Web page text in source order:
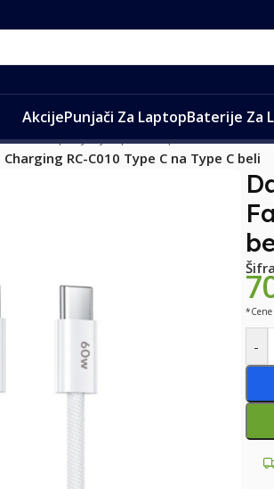
AkcijePunjači Za LaptopBaterije Za
za punjenje i prenos podataka/
RC-C010 Type C na Type C beli
*Cene
-